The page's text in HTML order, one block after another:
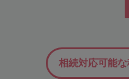
相続対応可能